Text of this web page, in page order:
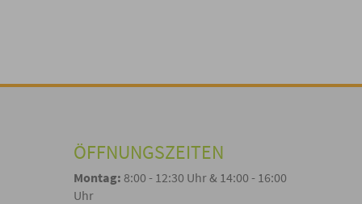
ÖFFNUNGSZEITEN
Montag: 8:00 - 12:30 Uhr & 14:00 - 16:00
Uhr